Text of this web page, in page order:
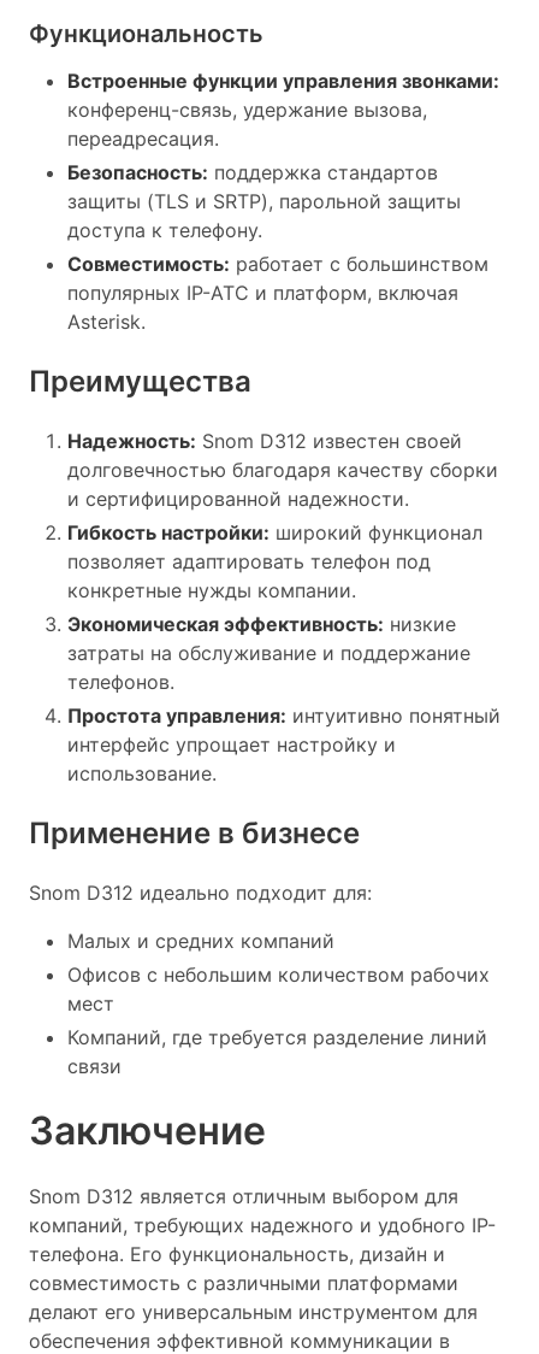
Функциональность
Встроенные функции управления звонками:
конференц-связь, удержание вызова,
переадресация.
Безопасность: поддержка стандартов
защиты (TLS и SRTP), парольной защиты
доступа к телефону.
Совместимость: работает с большинством
популярных IP-АТС и платформ, включая
Asterisk.
Преимущества
Надежность: Snom D312 известен своей
долговечностью благодаря качеству сборки
и сертифицированной надежности.
Гибкость настройки: широкий функционал
позволяет адаптировать телефон под
конкретные нужды компании.
Экономическая эффективность: низкие
затраты на обслуживание и поддержание
телефонов.
Простота управления: интуитивно понятный
интерфейс упрощает настройку и
использование.
Применение в бизнесе
Snom D312 идеально подходит для:
Малых и средних компаний
Офисов с небольшим количеством рабочих
мест
Компаний, где требуется разделение линий
связи
Заключение
Snom D312 является отличным выбором для
компаний, требующих надежного и удобного IP-
телефона. Его функциональность, дизайн и
совместимость с различными платформами
делают его универсальным инструментом для
обеспечения эффективной коммуникации в